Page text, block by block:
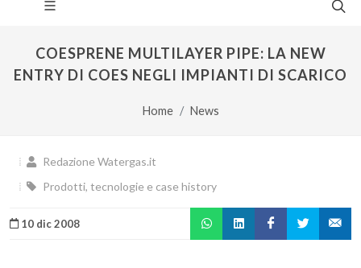
COESPRENE MULTILAYER PIPE: LA NEW
ENTRY DI COES NEGLI IMPIANTI DI SCARICO
Home News
Redazione Watergas.it
Prodotti, tecnologie e case history
10 dic 2008